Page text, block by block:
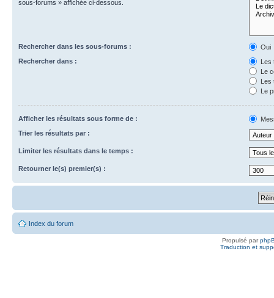
sous-forums » affichée ci-dessous.
Rechercher dans les sous-forums :
Oui
Rechercher dans :
Les
Le
Les
Le
Afficher les résultats sous forme de :
Trier les résultats par :
Limiter les résultats dans le temps :
Retourner le(s) premier(s) :
Index du forum
Propulsé par
Traduction et